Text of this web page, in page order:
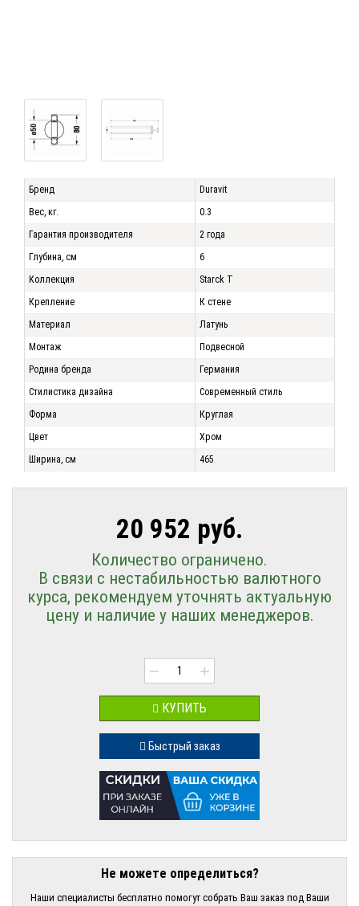
Бренд
Duravit
Вес, кг.
0.3
Гарантия производителя
2 года
Глубина, см
6
Коллекция
Starck T
Крепление
К стене
Материал
Латунь
Монтаж
Подвесной
Родина бренда
Германия
Стилистика дизайна
Современный стиль
Форма
Круглая
Цвет
Хром
Ширина, см
465
20 952 руб.
Количество ограничено.
В связи с нестабильностью валютного
курса, рекомендуем уточнять актуальную
цену и наличие у наших менеджеров.
− +
КУПИТЬ
Быстрый заказ
Не можете определиться?
Наши специалисты бесплатно помогут собрать Ваш заказ под Ваши